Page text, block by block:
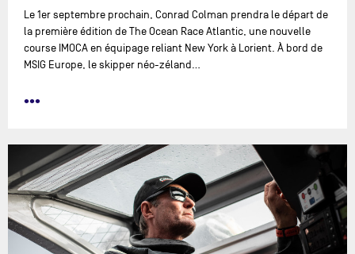
Le 1er septembre prochain, Conrad Colman prendra le départ de
la première édition de The Ocean Race Atlantic, une nouvelle
course IMOCA en équipage reliant New York à Lorient. À bord de
MSIG Europe, le skipper néo-zéland…
•••